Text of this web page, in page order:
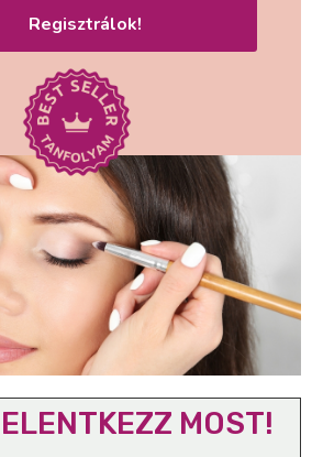
Regisztrálok!
MOST!